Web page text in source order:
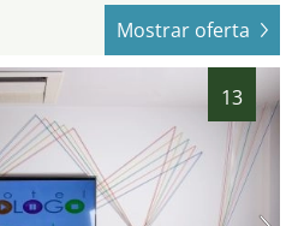
Mostrar oferta
13